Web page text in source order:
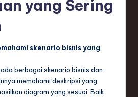
yang Sering
skenario bisnis yang
berbagai skenario bisnis dan
memahami deskripsi yang
diagram yang sesuai. Baik